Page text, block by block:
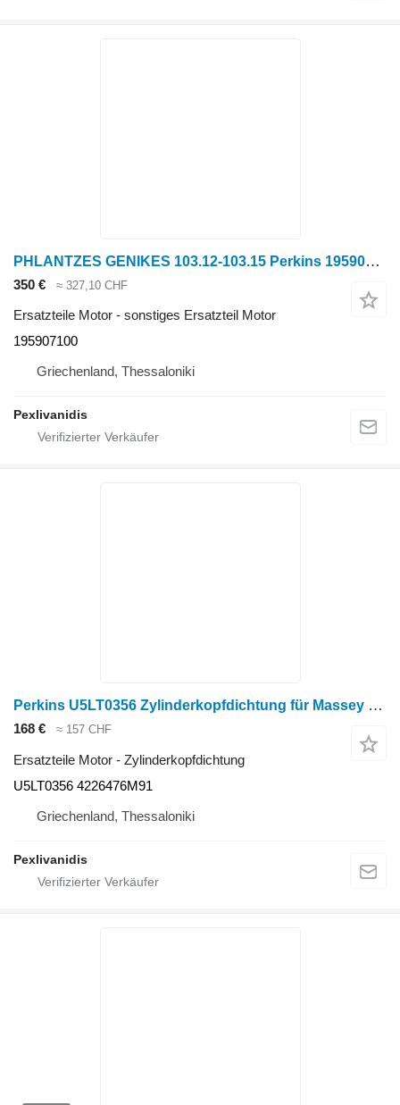
PHLANTZES GENIKES 103.12-103.15 Perkins 195907100 für Massey Ferguson Radtraktor
350 € ≈ 327,10 CHF
Ersatzteile Motor - sonstiges Ersatzteil Motor
195907100
Griechenland, Thessaloniki
Pexlivanidis
Perkins U5LT0356 Zylinderkopfdichtung für Massey Ferguson Radtraktor
168 € ≈ 157 CHF
Ersatzteile Motor - Zylinderkopfdichtung
U5LT0356 4226476M91
Griechenland, Thessaloniki
Pexlivanidis